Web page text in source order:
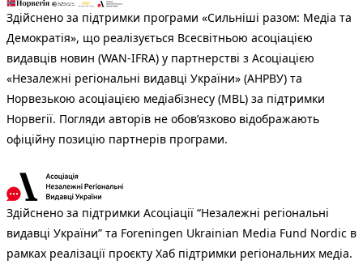
Здійснено за підтримки програми «Сильніші разом: Медіа та
Демократія», що реалізується Всесвітньою асоціацією
видавців новин (WAN-IFRA) у партнерстві з Асоціацією
«Незалежні регіональні видавці України» (АНРВУ) та
Норвезькою асоціацією медіабізнесу (MBL) за підтримки
Норвегії. Погляди авторів не обов’язково відображають
офіційну позицію партнерів програми.
Здійснено за підтримки Асоціації “Незалежні регіональні
видавці України” та Foreningen Ukrainian Media Fund Nordic в
рамках реалізації проєкту Хаб підтримки регіональних медіа.